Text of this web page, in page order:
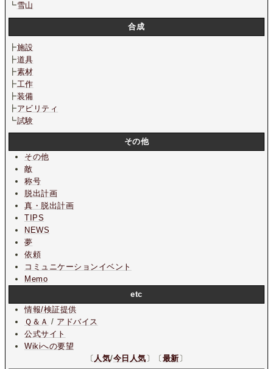
┗雪山
合成
┣施設
┣道具
┣素材
┣工作
┣装備
┣アビリティ
┗試験
その他
その他
敵
称号
脱出計画
真・脱出計画
TIPS
NEWS
夢
依頼
コミュニケーションイベント
Memo
etc
情報/検証提供
Ｑ＆Ａ / アドバイス
公式サイト
Wikiへの要望
〔 人気/今日人気 〕〔 最新 〕